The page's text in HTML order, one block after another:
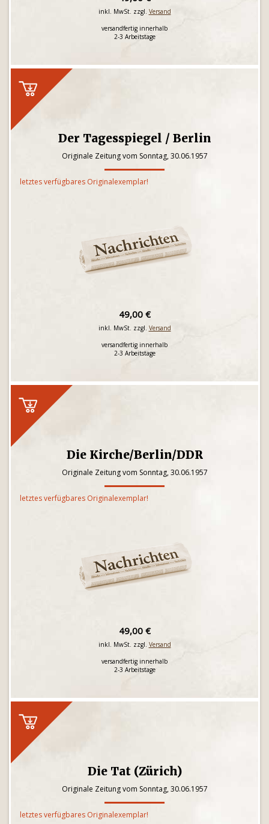
inkl. MwSt. zzgl. Versand
versandfertig innerhalb
2-3 Arbeitstage
Der Tagesspiegel / Berlin
Originale Zeitung vom Sonntag, 30.06.1957
letztes verfügbares Originalexemplar!
49,00 €
inkl. MwSt. zzgl. Versand
versandfertig innerhalb
2-3 Arbeitstage
Die Kirche/Berlin/DDR
Originale Zeitung vom Sonntag, 30.06.1957
letztes verfügbares Originalexemplar!
49,00 €
inkl. MwSt. zzgl. Versand
versandfertig innerhalb
2-3 Arbeitstage
Die Tat (Zürich)
Originale Zeitung vom Sonntag, 30.06.1957
letztes verfügbares Originalexemplar!